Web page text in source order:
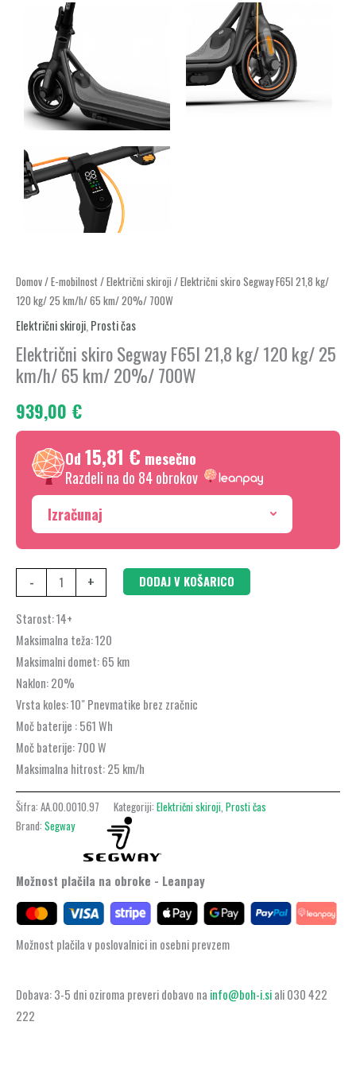
Domov/E-mobilnost/Električni skiroji / Električni skiro Segway F65I 21,8 kg/
120 kg/ 25 km/h/ 65 km/ 20%/ 700W
Električni skiroji,Prosti čas
Električni skiro Segway F65I 21,8 kg/ 120 kg/ 25
km/h/ 65 km/ 20%/ 700W
939,00 €
Od 15,81 € mesečno
Razdeli na do 84 obrokov
Izračunaj
-
Električni
skiro
Segway
F65I
21,8
120
kg/
km/h/
količina
+ DODAJ V KOŠARICO
Starost:14+
Maksimalna teža:120
Maksimalni domet:65 km
Naklon:20%
Vrsta koles:10″ Pnevmatike brez zračnic
Moč baterije :561 Wh
Moč baterije:700 W
Maksimalna hitrost:25 km/h
Šifra: AA.00.0010.97 Kategoriji: Električni skiroji, Prosti čas
Brand: Segway
Možnost plačila na obroke - Leanpay
Možnost plačila v poslovalnici in osebni prevzem
Dobava: 3-5 dni oziroma preveri dobavo na info@boh-i.siali 030 422
222